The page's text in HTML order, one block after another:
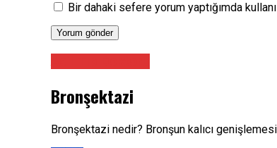
Bir dahaki sefere yorum yaptığımda
Bronşektazi
Bronşektazi nedir? Bronşun kalıcı